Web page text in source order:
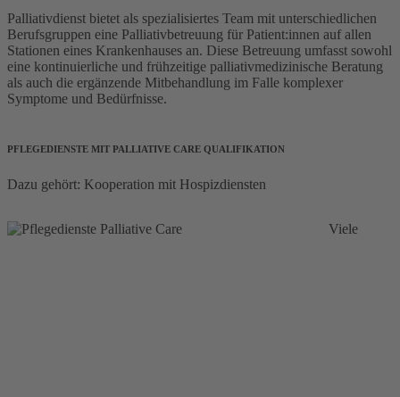
Palliativdienst bietet als spezialisiertes Team mit unterschiedlichen
Berufsgruppen eine Palliativbetreuung für Patient:innen auf allen
Stationen eines Krankenhauses an. Diese Betreuung umfasst sowohl
eine kontinuierliche und frühzeitige palliativmedizinische Beratung
als auch die ergänzende Mitbehandlung im Falle komplexer
Symptome und Bedürfnisse.
PFLEGEDIENSTE MIT PALLIATIVE CARE QUALIFIKATION
Dazu gehört: Kooperation mit Hospizdiensten
Viele